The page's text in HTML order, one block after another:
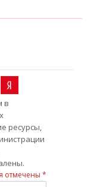
в
ресурсы,
отмечены *